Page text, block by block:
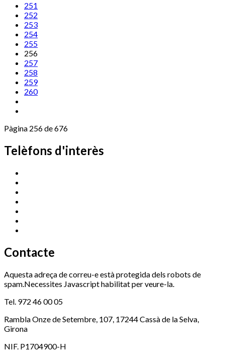
251
252
253
254
255
256
257
258
259
260
Pàgina 256 de 676
Telèfons d'interès
Contacte
Aquesta adreça de correu-e està protegida dels robots de
spam.Necessites Javascript habilitat per veure-la.
Tel. 972 46 00 05
Rambla Onze de Setembre, 107, 17244 Cassà de la Selva,
Girona
NIF. P1704900-H